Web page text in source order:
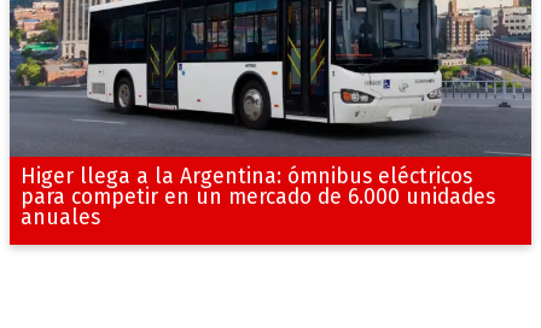
Higer llega a la Argentina: ómnibus eléctricos
para competir en un mercado de 6.000 unidades
anuales